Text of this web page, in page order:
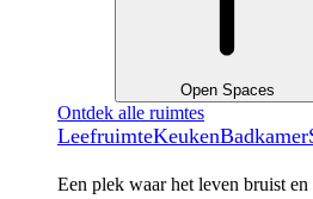
Open Spaces
Ontdek alle ruimtes
LeefruimteKeukenBadkamer
Een plek waar het leven bruist